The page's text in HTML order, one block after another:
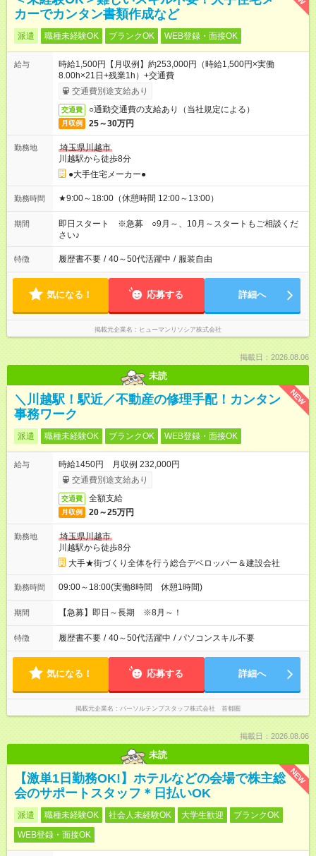
カーでカンタン書類作成など
派遣 職種未経験OK ブランクOK WEB登録・面接OK
給与
時給1,500円【月収例】約253,000円（時給1,500円×実働
8.00h×21日+残業1h）+交通費
交通費別途支給あり
交通費 ○通勤交通費の支給あり（当社規定による）
月収例 25～30万円
勤務地
埼玉県川越市
川越駅から徒歩8分
●大手住宅メーカー●
勤務時間 ★9:00～18:00（休憩時間 12:00～13:00）
期間
即日スタート ※急募 ○9月～、10月～スタートもご相談くだ
さい♪
特徴 履歴書不要 / 40～50代活躍中 / 服装自由
気になる！ 応募する 詳細へ
掲載元企業名 ヒューマンリソシア株式会社
掲載日：2026.08.06
未読
NEW
＼川越駅！駅近／不動産の修理手配！カンタン
事務ワーク
派遣 職種未経験OK ブランクOK WEB登録・面接OK
給与
時給1450円 月収例 232,000円
交通費別途支給あり
交通費 全額支給
月収例 20～25万円
勤務地
埼玉県川越市
川越駅から徒歩8分
大手★街づくり全体を行う総合デベロッパー＆建設会社
勤務時間 09:00～18:00(実働8時間 休憩1時間)
期間 【急募】即日～長期 ※8月～！
特徴 履歴書不要 / 40～50代活躍中 / パソコンスキル不要
気になる！ 応募する 詳細へ
掲載元企業名 パーソルテンプスタッフ株式会社 首都圏
掲載日：2026.08.06
未読
NEW
【激単1日勤務OK!】ホテルなどの会場で株主総
会のサポートスタッフ＊日払いOK
派遣 職種未経験OK 社会人未経験OK 大学生歓迎
ブランクOK
WEB登録・面接OK